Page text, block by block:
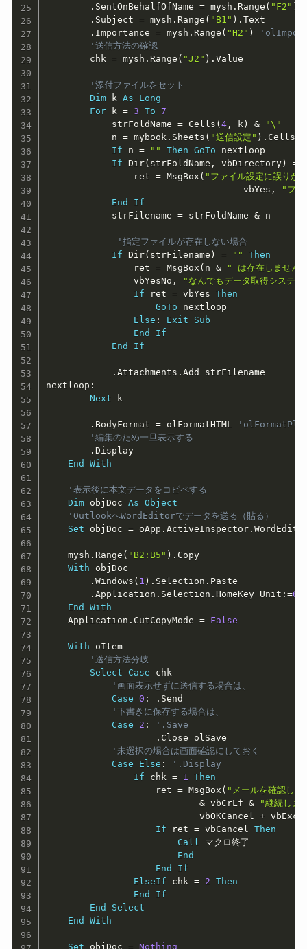
. SentOnBehalfOfName = mysh . Range ( "F2"
. Subject = mysh . Range ( "B1" ) .Text
. Importance = mysh . Range ( "H2" )
'送信方法の確認
        chk
= mysh . Range ( "J2" ) .Value
'添付ファイルをセット
Dim k As
Long
For k = 3 To
7
            strFoldName
= Cells (4 , k ) &
"\"
            n
= mybook . Sheets ( "送信設定" ) . Cells
If n = "" Then GoTo nextloop
If Dir( strFoldName , vbDirectory ) =
                ret
= MsgBox ( "ファイル設定に誤りが
                                    vbYes
,
"ファ
End
If
            strFilename
= strFoldName &
'指定ファイルが存在しない場合
If Dir( strFilename ) = ""
Then
                ret
= MsgBox ( n &
" は存在しません
                vbYesNo
,
"なんでもデータ取得システ
If ret = vbYes Then
GoTo nextloop
Else : Exit
Sub
End
If
End
If
.Attachments .Add strFilename
nextloop :
Next k
. BodyFormat = olFormatHTML
'編集のため一旦表示する
.Display
End
With
'表示後に本文データをコピペする
Dim objDoc As
Object
'OutlookへWordEditorでデータを送る（貼る）
Set objDoc = oApp .ActiveInspector .
    mysh
. Range ( "B2:B5" ) . Copy
With objDoc
.Windows ( 1 ) . Selection . Paste
.Application . Selection .HomeKey Unit :=6
End
With
    Application
. CutCopyMode = False
With oItem
'送信方法分岐
Select
Case chk
'画面表示せずに送信する場合は、
Case
0 : . Send
'下書きに保存する場合は、
Case
2 :
'.Save
. Close olSave
'未選択の場合は画面確認にしておく
Case
Else :
'.Display
If chk = 1
Then
                    ret
= MsgBox ( "メールを確認し
& vbCrLf &
"継続しま
                            vbOKCancel
+
If ret = vbCancel Then
Call マクロ終了
End
End
If
ElseIf chk = 2
Then
End
If
End
Select
End
With
Set objDoc = Nothing